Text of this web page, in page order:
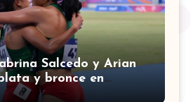
Salcedo y Arian
y bronce en
en